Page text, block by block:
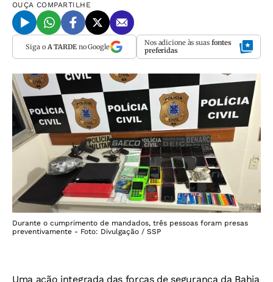
OUÇA COMPARTILHE
Siga o A TARDEno Google Nos adicione às suas fontes
preferidas
Durante o cumprimento de mandados, três pessoas foram presas
preventivamente - Foto: Divulgação / SSP
Uma ação integrada das forças de segurança da Bahia